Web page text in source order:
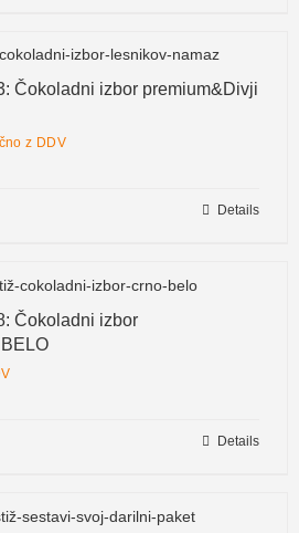
Čokoladni izbor premium&Divji
z DDV
Details
Čokoladni izbor
Details